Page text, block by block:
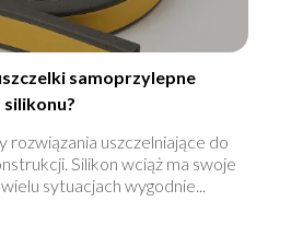
samoprzylepne
rozwiązania uszczelniające do
Silikon wciąż ma swoje
sytuacjach wygodnie...